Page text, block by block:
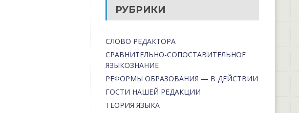
РУБРИКИ
СЛОВО РЕДАКТОРА
СРАВНИТЕЛЬНО-СОПОСТАВИТЕЛЬНОЕ
ЯЗЫКОЗНАНИЕ
РЕФОРМЫ ОБРАЗОВАНИЯ — В ДЕЙСТВИИ
ГОСТИ НАШЕЙ РЕДАКЦИИ
ТЕОРИЯ ЯЗЫКА